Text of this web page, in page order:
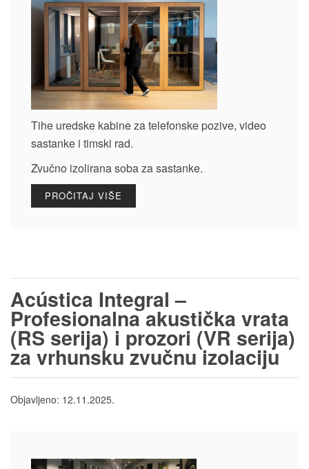
Tihe uredske kabine za telefonske pozive, video
sastanke i timski rad.
Zvučno izolirana soba za sastanke.
PROČITAJ VIŠE
Acústica Integral –
Profesionalna akustička vrata
(RS serija) i prozori (VR serija)
za vrhunsku zvučnu izolaciju
Objavljeno: 12.11.2025.